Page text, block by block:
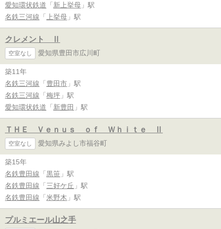
愛知環状鉄道 「 新上挙母 」駅
名鉄三河線 「 上挙母 」駅
クレメント Ⅱ
空室なし 愛知県豊田市広川町
築11年
名鉄三河線 「 豊田市 」駅
名鉄三河線 「 梅坪 」駅
愛知環状鉄道 「 新豊田 」駅
ＴＨＥ Ｖｅｎｕｓ ｏｆ Ｗｈｉｔｅ Ⅱ
空室なし 愛知県みよし市福谷町
築15年
名鉄豊田線 「 黒笹 」駅
名鉄豊田線 「 三好ケ丘 」駅
名鉄豊田線 「 米野木 」駅
プルミエール山之手